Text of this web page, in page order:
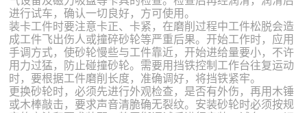
进行试车，确认一切良好，方可使用。
装卡工件时要注意卡正、卡紧，在磨削过程中工件松脱会造
成工件飞出伤人或撞碎砂轮等严重后果。开始工作时，应用
手调方式，使砂轮慢些与工件靠近，开始进给量要小，不许
用力过猛，防止碰撞砂轮。需要用挡铁控制工作台往复运动
时，要根据工件磨削长度，准确调好，将挡铁紧牢。
更换砂轮时，必须先进行外观检查，是否有外伤，再用木锤
或木棒敲击，要求声音清脆确无裂纹。安装砂轮时必须按规